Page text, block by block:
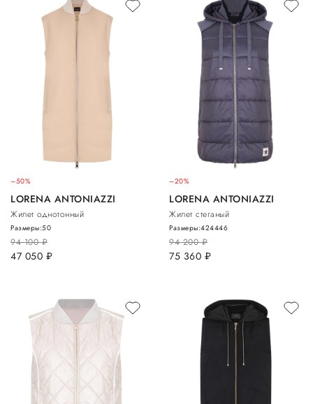
–50%
LORENA ANTONIAZZI
Жилет однотонный
94 100руб.
47 050 руб.
Размеры:50
–20%
LORENA ANTONIAZZI
Жилет стеганый
94 200руб.
75 360 руб.
Размеры:424446